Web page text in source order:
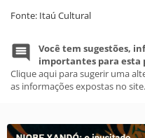
Fonte: Itaú Cultural
Você tem sugestões,
importantes para esta
Clique aqui para sugerir uma
as informações expostas no site.